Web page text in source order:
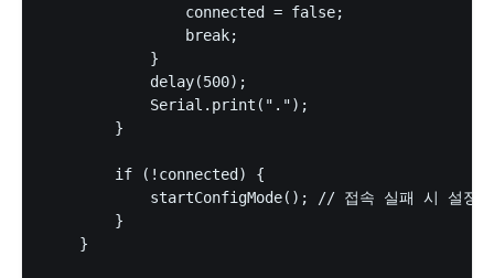
                connected = false;
                break;
            }
            delay(500);
            Serial.print(".");
        }
        if (!connected) {
startConfigMode(); // 접속 실패 시 설정
        }
    }